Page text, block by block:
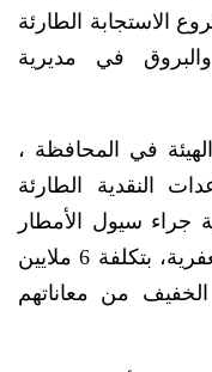
الاستجابة الطارئة
في مديرية
في المحافظة ،
النقدية الطارئة
جراء سيول الأمطار
والصواعق الرعدية في مديرية الجعفرية، بتكلفة 6 ملايين
الخفيف من معاناتهم